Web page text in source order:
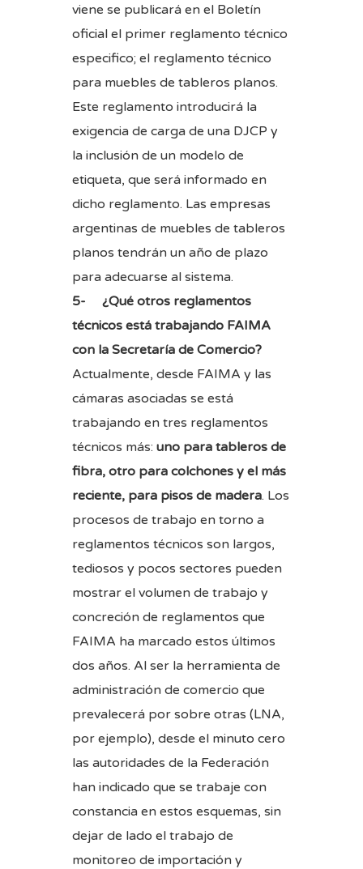
viene se publicará en el Boletín
oficial el primer reglamento técnico
especifico; el reglamento técnico
para muebles de tableros planos.
Este reglamento introducirá la
exigencia de carga de una DJCP y
la inclusión de un modelo de
etiqueta, que será informado en
dicho reglamento. Las empresas
argentinas de muebles de tableros
planos tendrán un año de plazo
para adecuarse al sistema.
5- ¿Qué otros reglamentos
técnicos está trabajando FAIMA
con la Secretaría de Comercio?
Actualmente, desde FAIMA y las
cámaras asociadas se está
trabajando en tres reglamentos
técnicos más: uno para tableros de
fibra, otro para colchones y el más
reciente, para pisos de madera. Los
procesos de trabajo en torno a
reglamentos técnicos son largos,
tediosos y pocos sectores pueden
mostrar el volumen de trabajo y
concreción de reglamentos que
FAIMA ha marcado estos últimos
dos años. Al ser la herramienta de
administración de comercio que
prevalecerá por sobre otras (LNA,
por ejemplo), desde el minuto cero
las autoridades de la Federación
han indicado que se trabaje con
constancia en estos esquemas, sin
dejar de lado el trabajo de
monitoreo de importación y